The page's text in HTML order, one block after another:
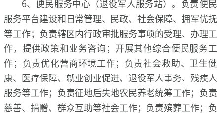
6、便民服务中心（退役军人服务站）。负责便民
服务平台建设和日常管理、民政、社会保障、拥军优抚
等工作；负责辖区内行政审批服务事项的受理、办理工
作，提供政策和业务咨询；开展其他综合便民服务工
作；负责优化营商环境工作；负责社会救助、卫生健
康、医疗保障、就业创业促进、退役军人事务、残疾人
服务等工作；负责征地后失地农民养老统筹工作；负责
慈善、捐赠、群众互助等社会工作；负责殡葬工作；负